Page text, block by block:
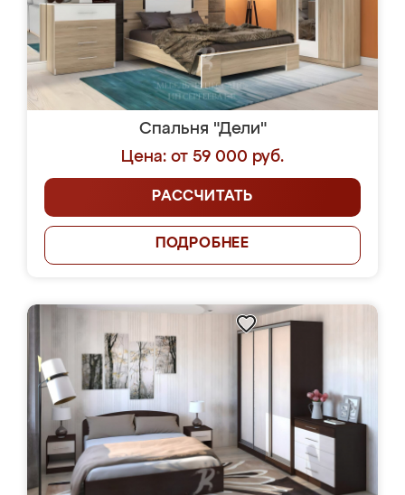
Спальня "Дели"
Цена: от 59 000 руб.
РАССЧИТАТЬ
ПОДРОБНЕЕ